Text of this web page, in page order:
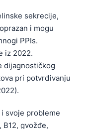
sekrecije,
i mogu
PPIs.
iz 2022.
dijagnostičkog
pri potvrđivanju
svoje probleme
gvožđe,